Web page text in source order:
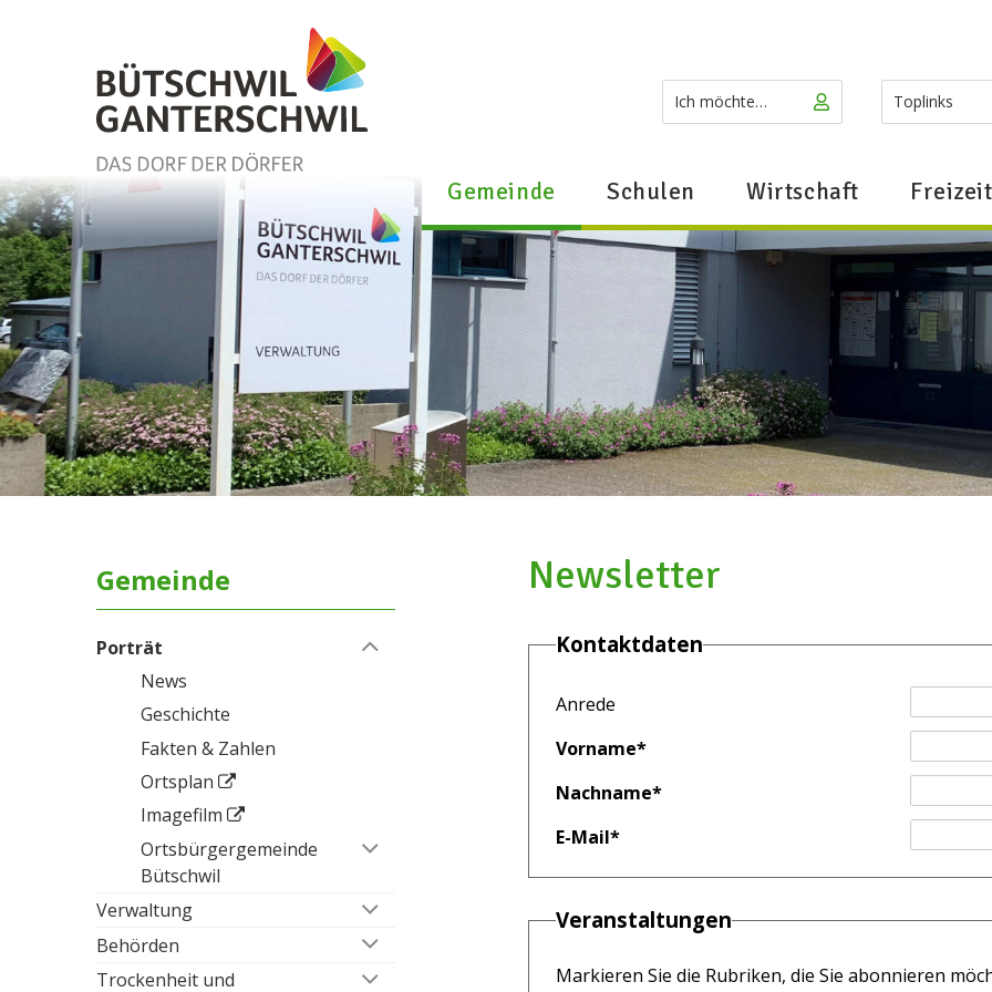
Navigieren in Bütschwil-Ganterschwil
Ich möchte…
Ich möchte… Toplinks
Gemeinde Schulen Wirtschaft
Newsletter
Kontaktdaten
Anrede
Vorname*
Nachname*
E-Mail*
Veranstaltungen
Markieren Sie die Rubriken, die Sie abonnieren
Gemeinde
Porträt
News
Geschichte
Fakten & Zahlen
Ortsplan
Imagefilm
Ortsbürgergemeinde
Bütschwil
Verwaltung
Behörden
Trockenheit und